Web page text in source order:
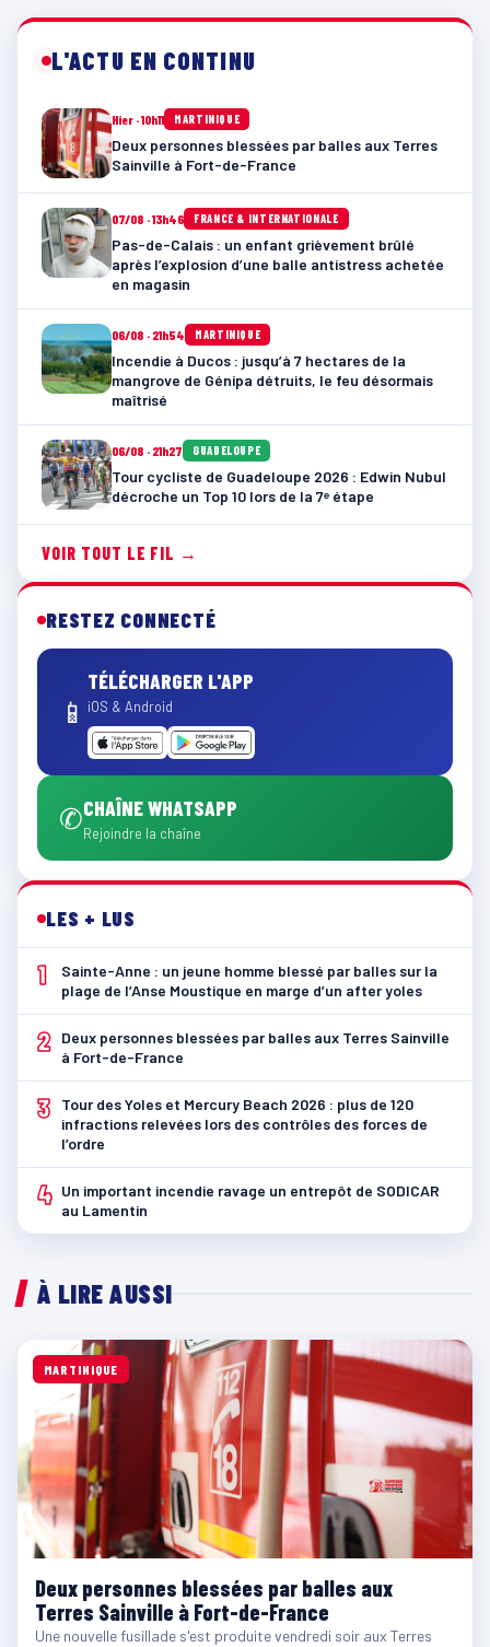
L'ACTU EN CONTINU
Hier · 10h11 MARTINIQUE
Deux personnes blessées par balles aux Terres
Sainville à Fort-de-France
07/08 · 13h46 FRANCE & INTERNATIONALE
Pas-de-Calais : un enfant grièvement brûlé
après l’explosion d’une balle antistress achetée
en magasin
06/08 · 21h54 MARTINIQUE
Incendie à Ducos : jusqu’à 7 hectares de la
mangrove de Génipa détruits, le feu désormais
maîtrisé
06/08 · 21h27 GUADELOUPE
Tour cycliste de Guadeloupe 2026 : Edwin Nubul
décroche un Top 10 lors de la 7ᵉ étape
VOIR TOUT LE FIL →
RESTEZ CONNECTÉ
📱
TÉLÉCHARGER L'APP
iOS & Android
✆CHAÎNE WHATSAPP
Rejoindre la chaîne
LES + LUS
1
Sainte-Anne : un jeune homme blessé par balles sur la
plage de l’Anse Moustique en marge d’un after yoles
2
Deux personnes blessées par balles aux Terres Sainville
à Fort-de-France
3
Tour des Yoles et Mercury Beach 2026 : plus de 120
infractions relevées lors des contrôles des forces de
l’ordre
4 Un important incendie ravage un entrepôt de SODICAR
au Lamentin
À LIRE AUSSI
MARTINIQUE
Deux personnes blessées par balles aux
Terres Sainville à Fort-de-France
Une nouvelle fusillade s'est produite vendredi soir aux Terres